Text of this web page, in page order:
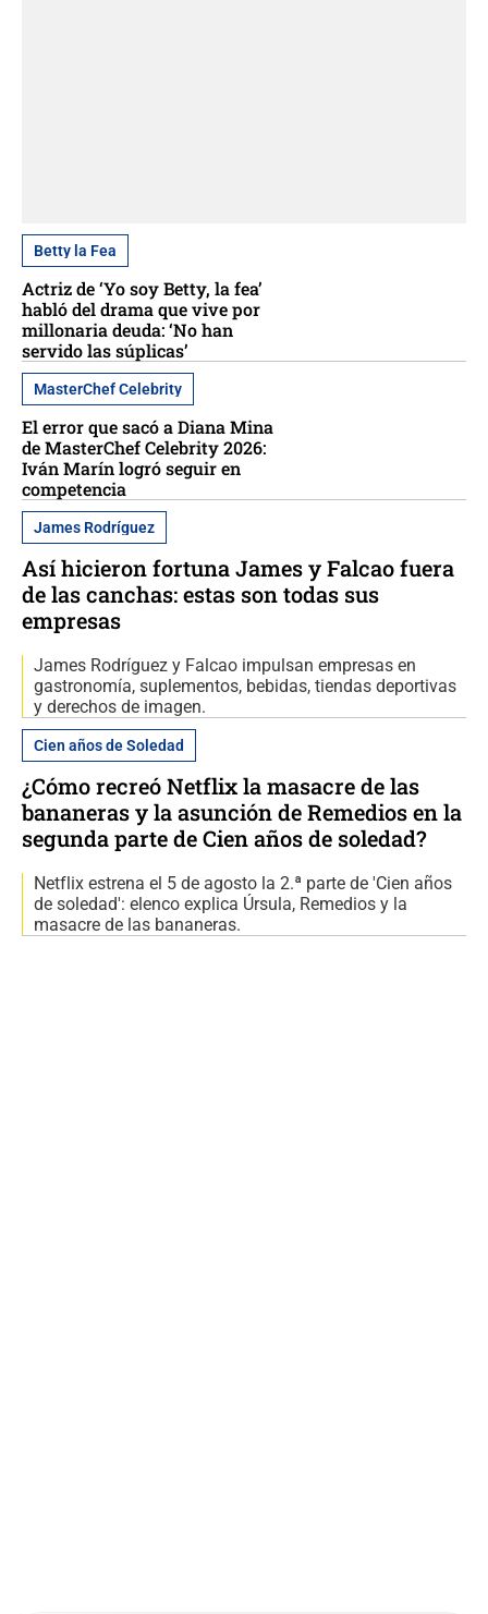
Betty la Fea
Actriz de ‘Yo soy Betty, la fea’
habló del drama que vive por
millonaria deuda: ‘No han
servido las súplicas’
MasterChef Celebrity
El error que sacó a Diana Mina
de MasterChef Celebrity 2026:
Iván Marín logró seguir en
competencia
James Rodríguez
Así hicieron fortuna James y Falcao fuera
de las canchas: estas son todas sus
empresas
James Rodríguez y Falcao impulsan empresas en
gastronomía, suplementos, bebidas, tiendas deportivas
y derechos de imagen.
Cien años de Soledad
¿Cómo recreó Netflix la masacre de las
bananeras y la asunción de Remedios en la
segunda parte de Cien años de soledad?
Netflix estrena el 5 de agosto la 2.ª parte de 'Cien años
de soledad': elenco explica Úrsula, Remedios y la
masacre de las bananeras.